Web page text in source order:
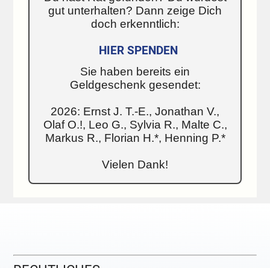
gut unterhalten? Dann zeige Dich
doch erkenntlich:
HIER SPENDEN
Sie haben bereits ein
Geldgeschenk gesendet:
2026: Ernst J. T.-E., Jonathan V.,
Olaf O.!, Leo G., Sylvia R., Malte C.,
Markus R., Florian H.*, Henning P.*
Vielen Dank!